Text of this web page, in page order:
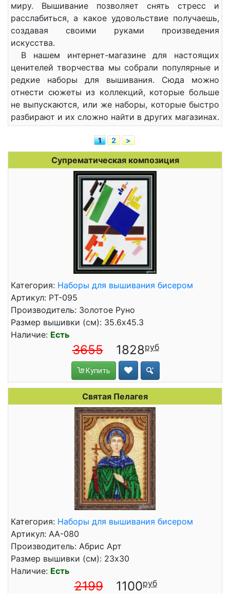
миру. Вышивание позволяет снять стресс и
расслабиться, а какое удовольствие получаешь,
создавая своими руками произведения
искусства.
В нашем интернет-магазине для настоящих
ценителей творчества мы собрали популярные и
редкие наборы для вышивания. Сюда можно
отнести сюжеты из коллекций, которые больше
не выпускаются, или же наборы, которые быстро
разбирают и их сложно найти в других магазинах.
1 2 >
Супрематическая композиция
Категория: Наборы для вышивания бисером
Артикул: РТ-095
Производитель: Золотое Руно
Размер вышивки (см): 35.6x45.3
Наличие: Есть
3655 1828
Купить
Святая Пелагея
Категория: Наборы для вышивания бисером
Артикул: АА-080
Производитель: Абрис Арт
Размер вышивки (см): 23x30
Наличие: Есть
2199 1100